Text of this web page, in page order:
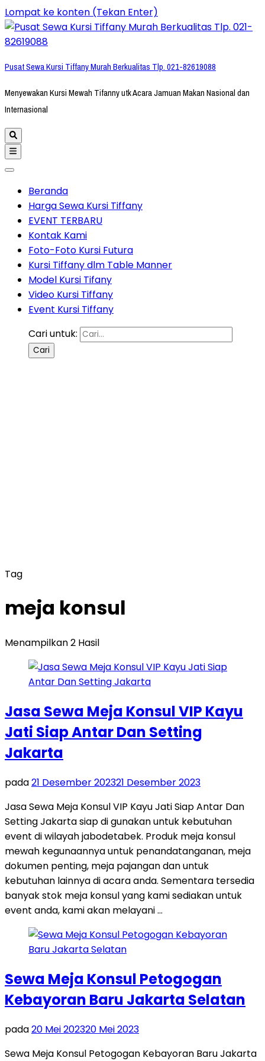
Lompat ke konten (Tekan Enter)
Pusat Sewa Kursi Tiffany Murah Berkualitas Tlp. 021-82619088
Menyewakan Kursi Mewah Tifanny utk Acara Jamuan Makan Nasional dan
Internasional
Beranda
Harga Sewa Kursi Tiffany
EVENT TERBARU
Kontak Kami
Foto-Foto Kursi Futura
Kursi Tiffany dlm Table Manner
Model Kursi Tifany
Video Kursi Tiffany
Event Kursi Tiffany
Cari untuk:
Tag
meja konsul
Menampilkan 2 Hasil
Jasa Sewa Meja Konsul VIP Kayu
Jati Siap Antar Dan Setting
Jakarta
pada21 Desember 202321 Desember 2023
Jasa Sewa Meja Konsul VIP Kayu Jati Siap Antar Dan
Setting Jakarta siap di gunakan untuk kebutuhan
event di wilayah jabodetabek. Produk meja konsul
mewah kegunaannya untuk penandatanganan, meja
dokumen penting, meja pajangan dan untuk
kebutuhan lainnya di acara anda. Sementara tersedia
banyak stok meja konsul yang kami sediakan untuk
event anda, kami akan melayani …
Sewa Meja Konsul Petogogan
Kebayoran Baru Jakarta Selatan
pada20 Mei 202320 Mei 2023
Sewa Meja Konsul Petogogan Kebayoran Baru Jakarta